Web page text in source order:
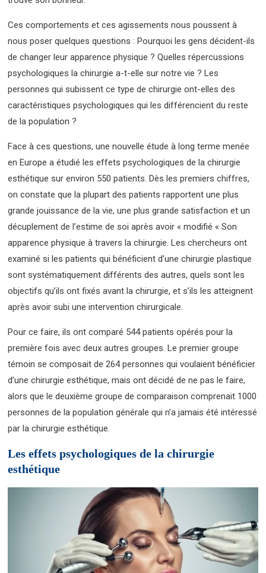
Ces comportements et ces agissements nous poussent à
nous poser quelques questions : Pourquoi les gens décident-ils
de changer leur apparence physique ? Quelles répercussions
psychologiques la chirurgie a-t-elle sur notre vie ? Les
personnes qui subissent ce type de chirurgie ont-elles des
caractéristiques psychologiques qui les différencient du reste
de la population ?
Face à ces questions, une nouvelle étude à long terme menée
en Europe a étudié les effets psychologiques de la chirurgie
esthétique sur environ 550 patients. Dès les premiers chiffres,
on constate que la plupart des patients rapportent une plus
grande jouissance de la vie, une plus grande satisfaction et un
décuplement de l’estime de soi après avoir « modifié « Son
apparence physique à travers la chirurgie. Les chercheurs ont
examiné si les patients qui bénéficient d’une chirurgie plastique
sont systématiquement différents des autres, quels sont les
objectifs qu’ils ont fixés avant la chirurgie, et s’ils les atteignent
après avoir subi une intervention chirurgicale.
Pour ce faire, ils ont comparé 544 patients opérés pour la
première fois avec deux autres groupes. Le premier groupe
témoin se composait de 264 personnes qui voulaient bénéficier
d’une chirurgie esthétique, mais ont décidé de ne pas le faire,
alors que le deuxième groupe de comparaison comprenait 1000
personnes de la population générale qui n’a jamais été intéressé
par la chirurgie esthétique.
Les effets psychologiques de la chirurgie
esthétique